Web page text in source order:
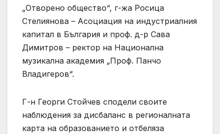
„Отворено общество“, г-жа Росица
Стелиянова – Асоциация на индустриалния
капитал в България и проф. д-р Сава
Димитров – ректор на Национална
музикална академия „Проф. Панчо
Владигеров“.
Г-н Георги Стойчев сподели своите
наблюдения за дисбаланс в регионалната
карта на образованието и отбеляза